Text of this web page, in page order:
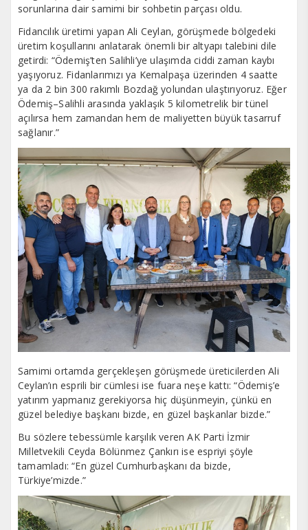
sorunlarına dair samimi bir sohbetin parçası oldu.
Fidancılık üretimi yapan Ali Ceylan, görüşmede bölgedeki
üretim koşullarını anlatarak önemli bir altyapı talebini dile
getirdi: “Ödemiş’ten Salihli’ye ulaşımda ciddi zaman kaybı
yaşıyoruz. Fidanlarımızı ya Kemalpaşa üzerinden 4 saatte
ya da 2 bin 300 rakımlı Bozdağ yolundan ulaştırıyoruz. Eğer
Ödemiş–Salihli arasında yaklaşık 5 kilometrelik bir tünel
açılırsa hem zamandan hem de maliyetten büyük tasarruf
sağlanır.”
Samimi ortamda gerçekleşen görüşmede üreticilerden Ali
Ceylan’ın esprili bir cümlesi ise fuara neşe kattı: “Ödemiş’e
yatırım yapmanız gerekiyorsa hiç düşünmeyin, çünkü en
güzel belediye başkanı bizde, en güzel başkanlar bizde.”
Bu sözlere tebessümle karşılık veren AK Parti İzmir
Milletvekili Ceyda Bölünmez Çankırı ise espriyi şöyle
tamamladı: “En güzel Cumhurbaşkanı da bizde,
Türkiye’mizde.”